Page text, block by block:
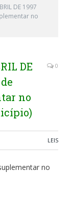
DE 1997
no
DE
no
0
LEIS
no